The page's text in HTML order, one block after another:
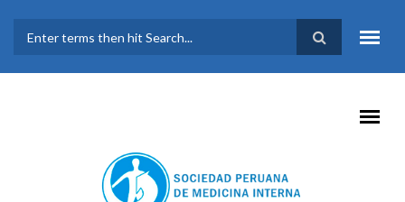
FORMULARIO DE
BÚSQUEDA